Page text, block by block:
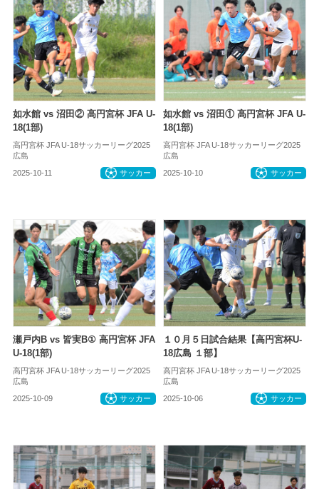
如水館 vs 沼田② 高円宮杯 JFA U-
18(1部)
高円宮杯 JFA U-18サッカーリーグ2025
広島
2025-10-11 サッカー
如水館 vs 沼田① 高円宮杯 JFA U-
18(1部)
高円宮杯 JFA U-18サッカーリーグ2025
広島
2025-10-10 サッカー
瀬戸内B vs 皆実B① 高円宮杯 JFA
U-18(1部)
高円宮杯 JFA U-18サッカーリーグ2025
広島
2025-10-09 サッカー
１０月５日試合結果【高円宮杯U-
18広島 １部】
高円宮杯 JFA U-18サッカーリーグ2025
広島
2025-10-06 サッカー